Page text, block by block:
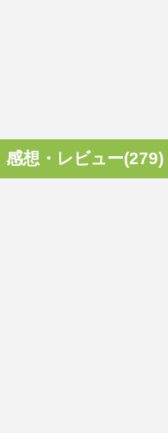
感想・レビュー(279)